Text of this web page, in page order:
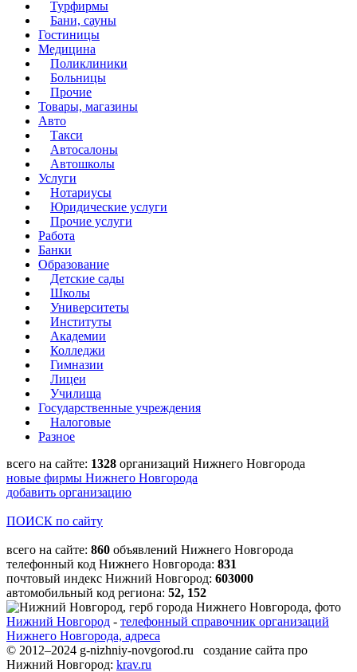
Турфирмы
Бани, сауны
Гостиницы
Медицина
Поликлиники
Больницы
Прочие
Товары, магазины
Авто
Такси
Автосалоны
Автошколы
Услуги
Нотариусы
Юридические услуги
Прочие услуги
Работа
Банки
Образование
Детские сады
Школы
Университеты
Институты
Академии
Колледжи
Гимназии
Лицеи
Училища
Государственные учреждения
Налоговые
Разное
всего на сайте: 1328 организаций Нижнего Новгорода
новые фирмы Нижнего Новгорода
добавить организацию
ПОИСК по сайту
всего на сайте: 860 объявлений Нижнего Новгорода
телефонный код Нижнего Новгорода: 831
почтовый индекс Нижний Новгород: 603000
автомобильный код региона: 52, 152
Нижний Новгород - телефонный справочник организаций
Нижнего Новгорода, адреса
© 2012–2024 g-nizhniy-novgorod.ru создание сайта про
Нижний Новгород: krav.ru